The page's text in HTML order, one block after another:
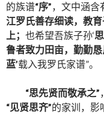
的族谱“序”，文中涵含
江罗氏善存细读，教
上； 也希望吾族子孙‘
鲁者致力田亩，勤勤
蓝’载入我罗氏家谱”。
“思先贤而敬承之”
“见贤思齐”的家训，影